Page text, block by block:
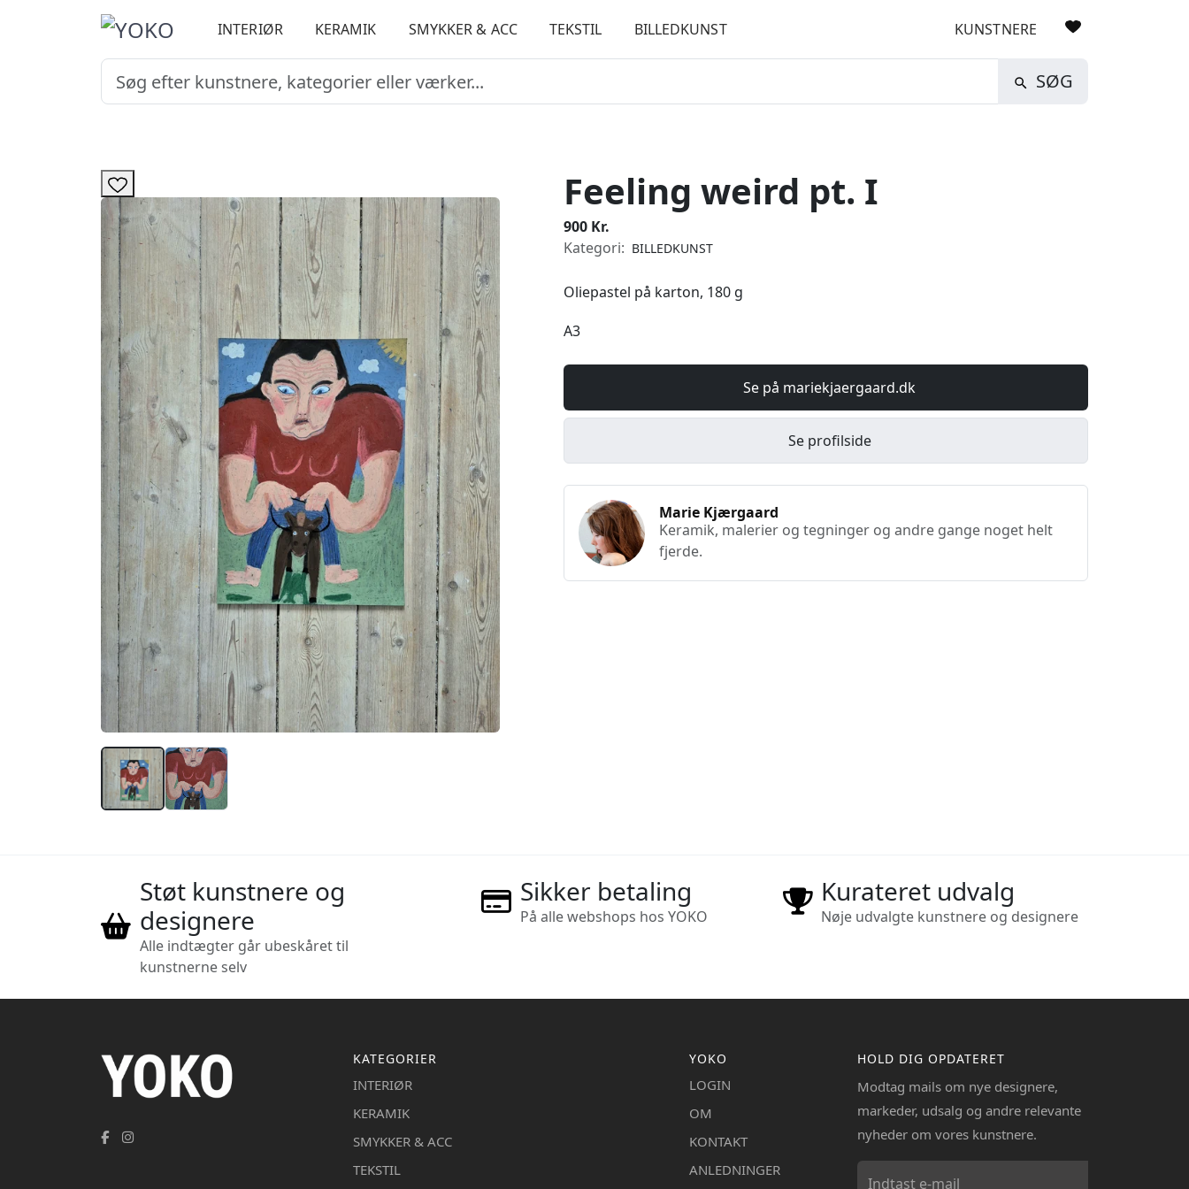
INTERIØR KERAMIK SMYKKER & ACC TEKSTIL BILLEDKUNST KUNSTNERE
SØG
Feeling weird pt. I
900 Kr.
Kategori: BILLEDKUNST
Oliepastel på karton, 180 g
A3
Se på mariekjaergaard.dk
Se profilside
Marie Kjærgaard
Keramik, malerier og tegninger og andre gange noget helt
fjerde.
Støt kunstnere og
designere
Alle indtægter går ubeskåret til
kunstnerne selv
Sikker betaling
På alle webshops hos YOKO
Kurateret udvalg
Nøje udvalgte kunstnere og designere
KATEGORIER
INTERIØR
KERAMIK
SMYKKER & ACC
TEKSTIL
YOKO
LOGIN
OM
KONTAKT
ANLEDNINGER
HOLD DIG OPDATERET
Modtag mails om nye designere,
markeder, udsalg og andre relevante
nyheder om vores kunstnere.